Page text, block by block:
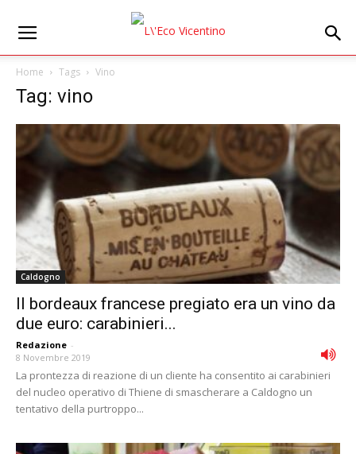
Home Tags Vino
Tag: vino
Caldogno
Il bordeaux francese pregiato era un vino da
due euro: carabinieri...
Redazione -
8 Novembre 2019
La prontezza di reazione di un cliente ha consentito ai carabinieri
del nucleo operativo di Thiene di smascherare a Caldogno un
tentativo della purtroppo...